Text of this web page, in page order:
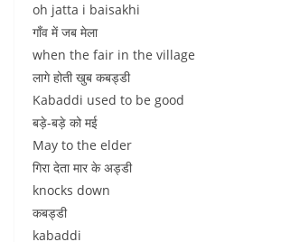
oh jatta i baisakhi
गाँव में जब मेला
when the fair in the village
लागे होती खुब कबड्डी
Kabaddi used to be good
बड़े-बड़े को मई
May to the elder
गिरा देता मार के अड्डी
knocks down
कबड्डी
kabaddi